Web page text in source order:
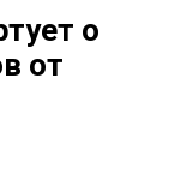
о
от